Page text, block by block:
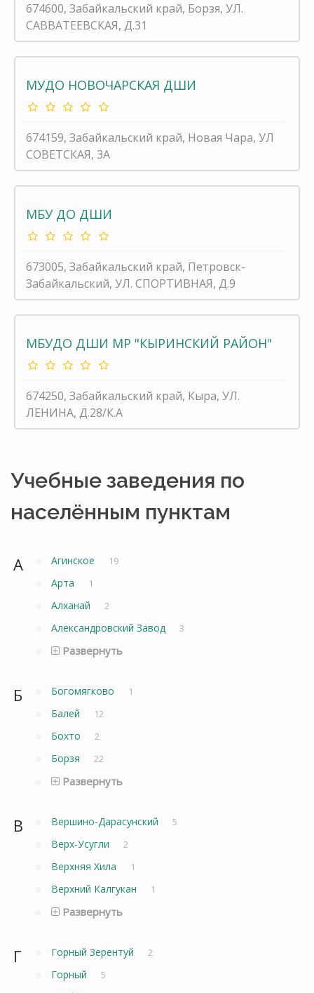
674600, Забайкальский край, Борзя, УЛ.
САВВАТЕЕВСКАЯ, Д.31
МУДО НОВОЧАРСКАЯ ДШИ
674159, Забайкальский край, Новая Чара, УЛ
СОВЕТСКАЯ, 3А
МБУ ДО ДШИ
673005, Забайкальский край, Петровск-
Забайкальский, УЛ. СПОРТИВНАЯ, Д.9
МБУДО ДШИ МР "КЫРИНСКИЙ РАЙОН"
674250, Забайкальский край, Кыра, УЛ.
ЛЕНИНА, Д.28/К.А
Учебные заведения по
населённым пунктам
А Агинское 19
Арта 1
Алханай 2
Александровский Завод 3
Развернуть
Б Богомягково 1
Балей 12
Бохто 2
Борзя 22
Развернуть
В Вершино-Дарасунский 5
Верх-Усугли 2
Верхняя Хила 1
Верхний Калгукан 1
Развернуть
Г Горный Зерентуй 2
Горный 5